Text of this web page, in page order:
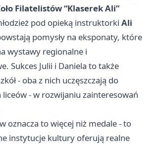
Filatelistów “Klaserek Ali”
pod opieką instruktorki Ali
pomysły na eksponaty, które
wystawy regionalne i
Sukces Julii i Daniela to także
- oba z nich uczęszczają do
- w rozwijaniu zainteresowań
oznacza to więcej niż medale - to
instytucje kultury oferują realne